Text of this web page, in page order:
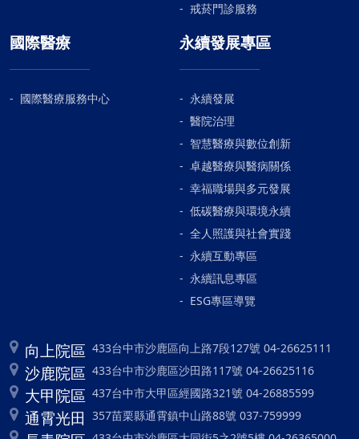
戒菸門診服務
國際醫療
國際醫療服務中心
永續發展專區
永續發展
醫院治理
智慧醫療與數位創新
卓越醫療與醫病關係
幸福職場與多元發展
低碳醫療與環境永續
全人照護與社會實踐
永續互動專區
永續訊息專區
ESG專區導覽
向上院區 433台中市沙鹿區向上路7段127號 04-26625111
沙鹿院區 433台中市沙鹿區沙田路117號 04-26625116
大甲院區 437台中市大甲區經國路321號 04-26885599
通霄光田 357苗栗縣通霄鎮中山路88號 037-759999